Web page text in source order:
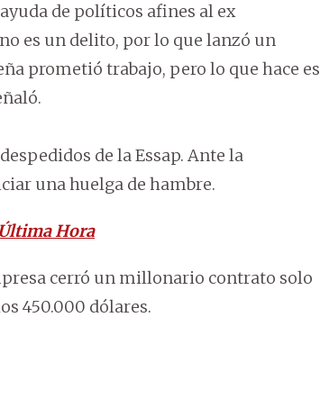
de políticos afines al ex
es un delito, por lo que lanzó un
prometió trabajo, pero lo que hace es
de la Essap. Ante la
una huelga de hambre.
Hora
cerró un millonario contrato solo
450.000 dólares.